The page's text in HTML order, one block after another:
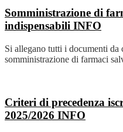
Somministrazione di
indispensabili INFO
Si allegano tutti i documenti da
somministrazione di farmaci
Criteri di precedenza
2025/2026 INFO